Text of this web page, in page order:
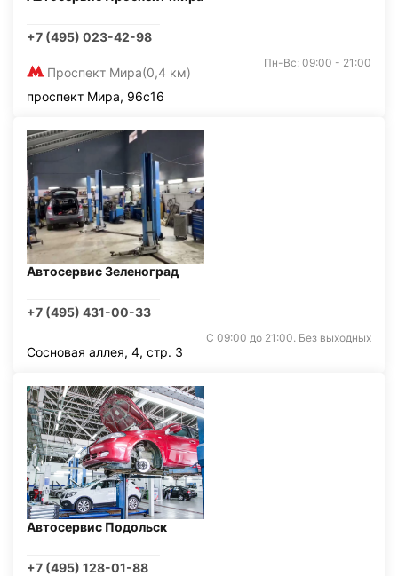
+7 (495) 023-42-98
Проспект Мира(0,4 км)
Пн-Вс: 09:00 - 21:00
проспект Мира, 96с16
Автосервис Зеленоград
+7 (495) 431-00-33
С 09:00 до 21:00. Без выходных
Сосновая аллея, 4, стр. 3
Автосервис Подольск
+7 (495) 128-01-88